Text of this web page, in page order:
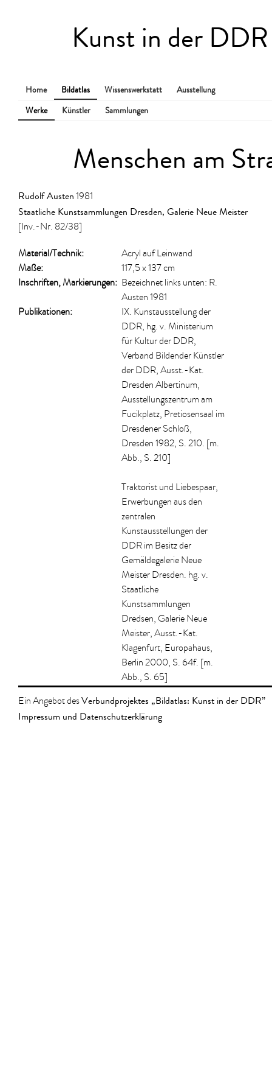
Kunst in der DDR
Home Bildatlas Wissenswerkstatt
Ausstellung
Werke
Künstler Sammlungen
Menschen am
Rudolf Austen 1981
Staatliche Kunstsammlungen Dresden, Galerie Neue Meister
[Inv.-Nr. 82/38]
Material/​Technik:
Acryl auf Leinwand
Maße:
117,5 x 137 cm
Inschriften, Markierungen: Bezeichnet links unten: R.
Austen 1981
Publikationen:
IX. Kunstausstellung der
DDR, hg. v. Ministerium
für Kultur der DDR,
Verband Bildender Künstler
der DDR, Ausst.-Kat.
Dresden Albertinum,
Ausstellungszentrum am
Fucikplatz, Pretiosensaal im
Dresdener Schloß,
Dresden 1982, S. 210. [m.
Abb., S. 210]
Traktorist und Liebespaar,
Erwerbungen aus den
zentralen
Kunstausstellungen der
DDR im Besitz der
Gemäldegalerie Neue
Meister Dresden. hg. v.
Staatliche
Kunstsammlungen
Dredsen, Galerie Neue
Meister, Ausst.-Kat.
Klagenfurt, Europahaus,
Berlin 2000, S. 64f. [m.
Abb., S. 65]
Ein Angebot desVerbundprojektes „Bildatlas: Kunst in der DDR”
Impressum und Datenschutzerklärung